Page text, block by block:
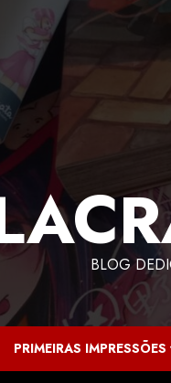
BLOG
PRIMEIRAS IMPRESSÕES